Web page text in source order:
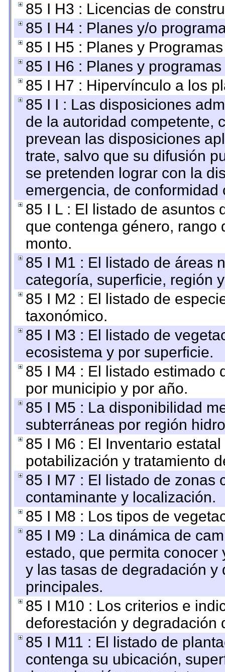
85 I H3 : Licencias de
85 I H4 : Planes y/o
85 I H5 : Planes y
85 I H6 : Planes y
85 I H7 : Hipervínculo a los
85 I I : Las disposiciones
de la autoridad competente,
prevean las disposiciones
trate, salvo que su difusión
se pretenden lograr con la
emergencia, de
85 I L : El listado de asuntos
que contenga género, rango
monto.
85 I M1 : El listado de áreas
categoría, superficie, región
85 I M2 : El listado de
taxonómico.
85 I M3 : El listado de
ecosistema y por superficie.
85 I M4 : El listado estimado
por municipio y por año.
85 I M5 : La disponibilidad
subterráneas por región
85 I M6 : El Inventario
potabilización y tratamiento
85 I M7 : El listado de zonas
contaminante y localización.
85 I M8 : Los tipos de
85 I M9 : La dinámica de
estado, que permita
y las tasas de degradación
principales.
85 I M10 : Los criterios e
deforestación y degradación
85 I M11 : El listado de
contenga su ubicación,